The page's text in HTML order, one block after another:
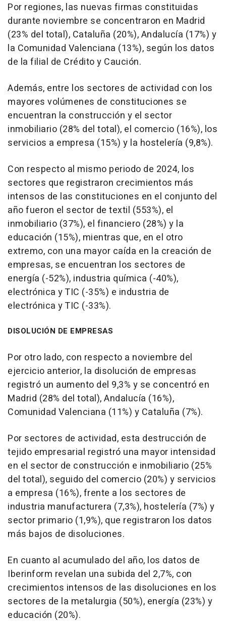
Por regiones, las nuevas firmas constituidas
durante noviembre se concentraron en Madrid
(23% del total), Cataluña (20%), Andalucía (17%) y
la Comunidad Valenciana (13%), según los datos
de la filial de Crédito y Caución.
Además, entre los sectores de actividad con los
mayores volúmenes de constituciones se
encuentran la construcción y el sector
inmobiliario (28% del total), el comercio (16%), los
servicios a empresa (15%) y la hostelería (9,8%).
Con respecto al mismo periodo de 2024, los
sectores que registraron crecimientos más
intensos de las constituciones en el conjunto del
año fueron el sector de textil (553%), el
inmobiliario (37%), el financiero (28%) y la
educación (15%), mientras que, en el otro
extremo, con una mayor caída en la creación de
empresas, se encuentran los sectores de
energía (-52%), industria química (-40%),
electrónica y TIC (-35%) e industria de
electrónica y TIC (-33%).
DISOLUCIÓN DE EMPRESAS
Por otro lado, con respecto a noviembre del
ejercicio anterior, la disolución de empresas
registró un aumento del 9,3% y se concentró en
Madrid (28% del total), Andalucía (16%),
Comunidad Valenciana (11%) y Cataluña (7%).
Por sectores de actividad, esta destrucción de
tejido empresarial registró una mayor intensidad
en el sector de construcción e inmobiliario (25%
del total), seguido del comercio (20%) y servicios
a empresa (16%), frente a los sectores de
industria manufacturera (7,3%), hostelería (7%) y
sector primario (1,9%), que registraron los datos
más bajos de disoluciones.
En cuanto al acumulado del año, los datos de
Iberinform revelan una subida del 2,7%, con
crecimientos intensos de las disoluciones en los
sectores de la metalurgia (50%), energía (23%) y
educación (20%).